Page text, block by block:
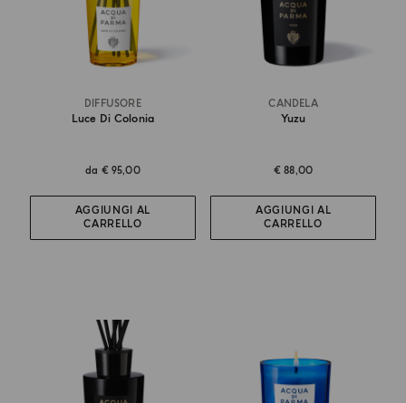
DIFFUSORE
Luce Di Colonia
da € 95,00
AGGIUNGI AL
CARRELLO
CANDELA
Yuzu
€ 88,00
AGGIUNGI AL
CARRELLO